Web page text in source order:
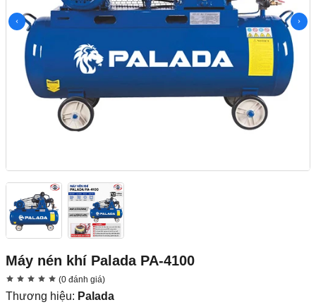
Máy nén khí Palada PA-4100
(0 đánh giá)
Thương hiệu: Palada